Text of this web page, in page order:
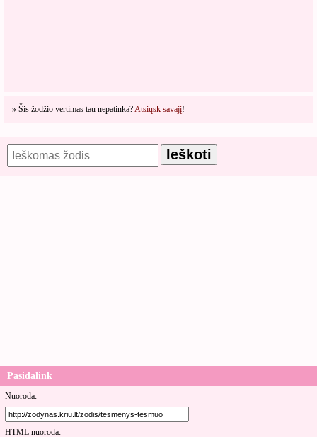
» Šis žodžio vertimas tau nepatinka?Atsiųsk savajį!
Pasidalink
Nuoroda:
HTML nuoroda: